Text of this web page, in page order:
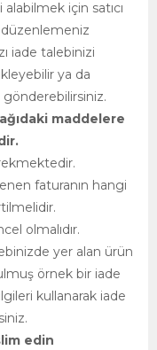
için satıcı
düzenlemeniz
iade talebinizi
ya da
maddelere
faturanın hangi
olmalıdır.
yer alan ürün
örnek bir iade
kullanarak iade
edin